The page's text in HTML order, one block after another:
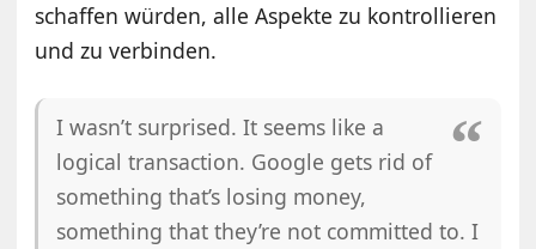
schaffen würden, alle Aspekte zu kontrollieren
und zu verbinden.
I wasn’t surprised. It seems like a
logical transaction. Google gets rid of
something that’s losing money,
something that they’re not committed to. I